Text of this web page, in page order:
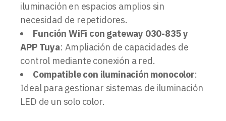
iluminación en espacios amplios sin
necesidad de repetidores.
Función WiFi con gateway 030-835 y
APP Tuya: Ampliación de capacidades de
control mediante conexión a red.
Compatible con iluminación monocolor:
Ideal para gestionar sistemas de iluminación
LED de un solo color.